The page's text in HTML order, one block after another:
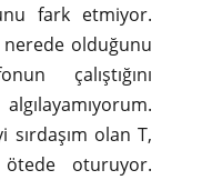
fark etmiyor.
olduğunu
çalıştığını
olan T,
oturuyor.